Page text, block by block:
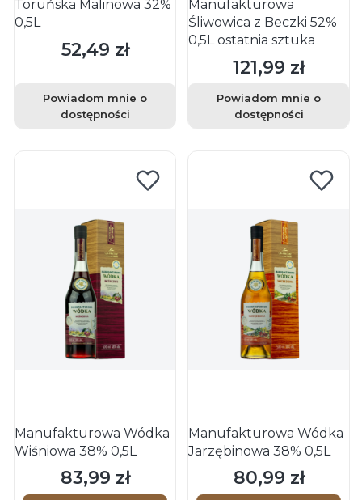
Toruńska Malinowa 32%
0,5L
Cena
52,49 zł
Powiadom mnie o
dostępności
Manufakturowa
Śliwowica z Beczki 52%
0,5L ostatnia sztuka
Cena
121,99 zł
Powiadom mnie o
dostępności
Manufakturowa Wódka
Wiśniowa 38% 0,5L
Cena
83,99 zł
Manufakturowa Wódka
Jarzębinowa 38% 0,5L
Cena
80,99 zł